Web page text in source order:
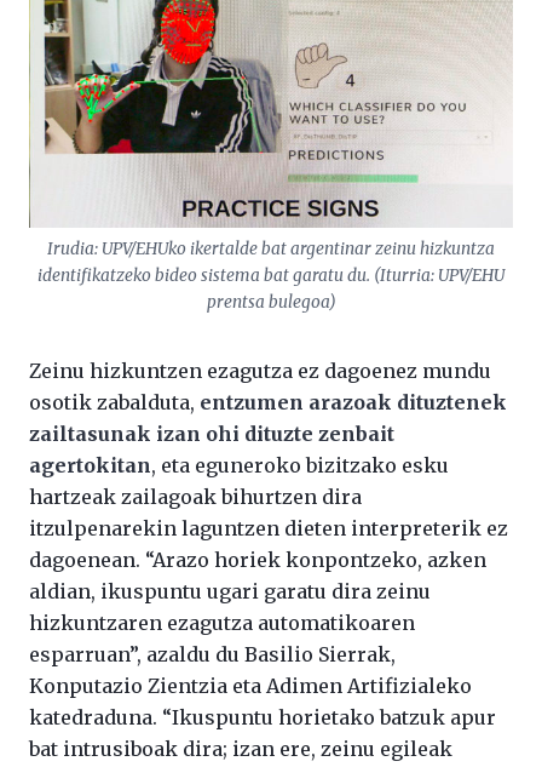
Irudia: UPV/EHUko ikertalde bat argentinar zeinu hizkuntza
identifikatzeko bideo sistema bat garatu du. (Iturria: UPV/EHU
prentsa bulegoa)
Zeinu hizkuntzen ezagutza ez dagoenez mundu
osotik zabalduta, entzumen arazoak dituztenek
zailtasunak izan ohi dituzte zenbait
agertokitan, eta eguneroko bizitzako esku
hartzeak zailagoak bihurtzen dira
itzulpenarekin laguntzen dieten interpreterik ez
dagoenean. “Arazo horiek konpontzeko, azken
aldian, ikuspuntu ugari garatu dira zeinu
hizkuntzaren ezagutza automatikoaren
esparruan”, azaldu du Basilio Sierrak,
Konputazio Zientzia eta Adimen Artifizialeko
katedraduna. “Ikuspuntu horietako batzuk apur
bat intrusiboak dira; izan ere, zeinu egileak